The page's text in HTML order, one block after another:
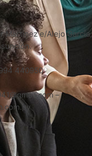
Martinez e/Alejo García,
440950
–